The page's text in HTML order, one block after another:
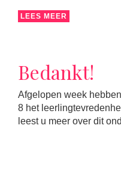
LEES MEER
Bedankt!
Afgelopen week
8 het
leest u meer over dit